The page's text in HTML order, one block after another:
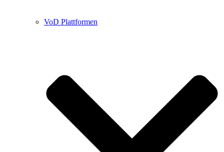
VoD Plattformen